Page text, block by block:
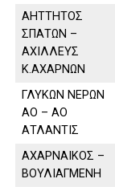
ΑΗΤΤΗΤΟΣ
ΣΠΑΤΩΝ –
ΑΧΙΛΛΕΥΣ
Κ.ΑΧΑΡΝΩΝ
ΓΛΥΚΩΝ ΝΕΡΩΝ
ΑΟ – ΑΟ
ΑΤΛΑΝΤΙΣ
ΑΧΑΡΝΑΙΚΟΣ –
ΒΟΥΛΙΑΓΜΕΝΗ